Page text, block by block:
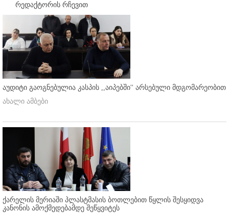
რედაქტორის რჩევით
აუდიტი გაოგნებულია კასპის ,,აიპებში'' არსებული მდგომარეობით
ახალი ამბები
ქარელის მერიაში პლასტმასის ბოთლებით წყლის შესყიდვა
კანონის ამოქმედებამდე შეწყვიტეს